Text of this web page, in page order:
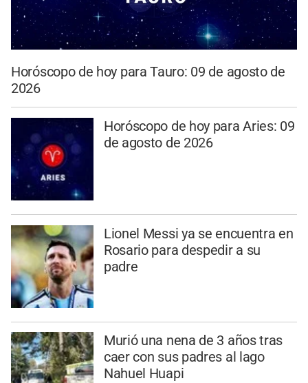
Horóscopo de hoy para Tauro: 09 de agosto de
2026
Horóscopo de hoy para Aries: 09
de agosto de 2026
Lionel Messi ya se encuentra en
Rosario para despedir a su
padre
Murió una nena de 3 años tras
caer con sus padres al lago
Nahuel Huapi